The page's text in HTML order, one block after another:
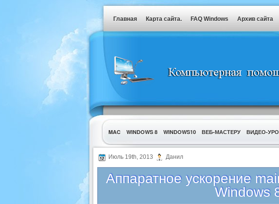
Главная Карта сайта. FAQ Windows Архив сайта
MAC WINDOWS 8 WINDOWS10 ВЕБ-МАСТЕРУ ВИДЕО-
УТИЛИТЫ
Июль 19th, 2013 Данил
Аппаратное ускорение
Windows